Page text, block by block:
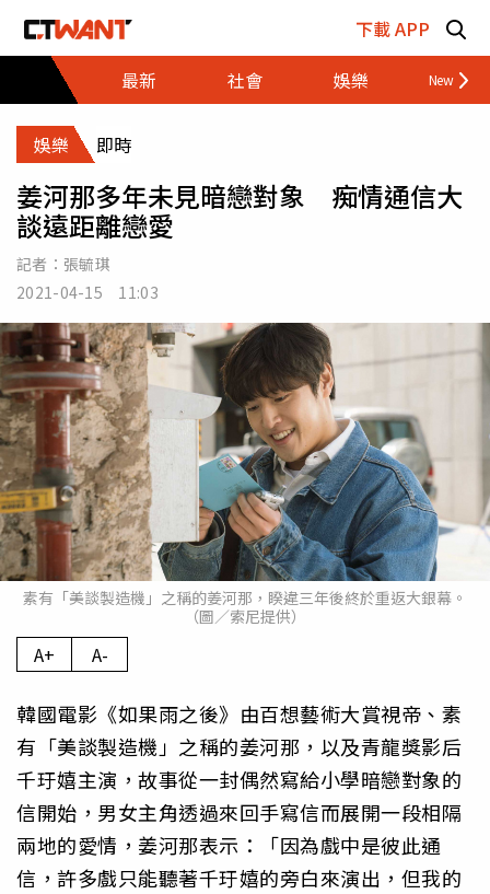
下載 APP
最新
社會 娛樂 財經
娛樂 即時
姜河那多年未見暗戀對象 痴情通信大
談遠距離戀愛
記者： 張毓琪
2021-04-15 11:03
素有「美談製造機」之稱的姜河那，睽違三年後終於重返大銀幕。
（圖／索尼提供）
A+ A-
韓國電影《如果雨之後》由百想藝術大賞視帝、素
有「美談製造機」之稱的姜河那，以及青龍獎影后
千玗嬉主演，故事從一封偶然寫給小學暗戀對象的
信開始，男女主角透過來回手寫信而展開一段相隔
兩地的愛情，姜河那表示：「因為戲中是彼此通
信，許多戲只能聽著千玗嬉的旁白來演出，但我的